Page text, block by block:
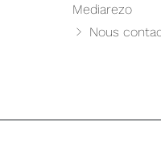
Mediarezo
Nous